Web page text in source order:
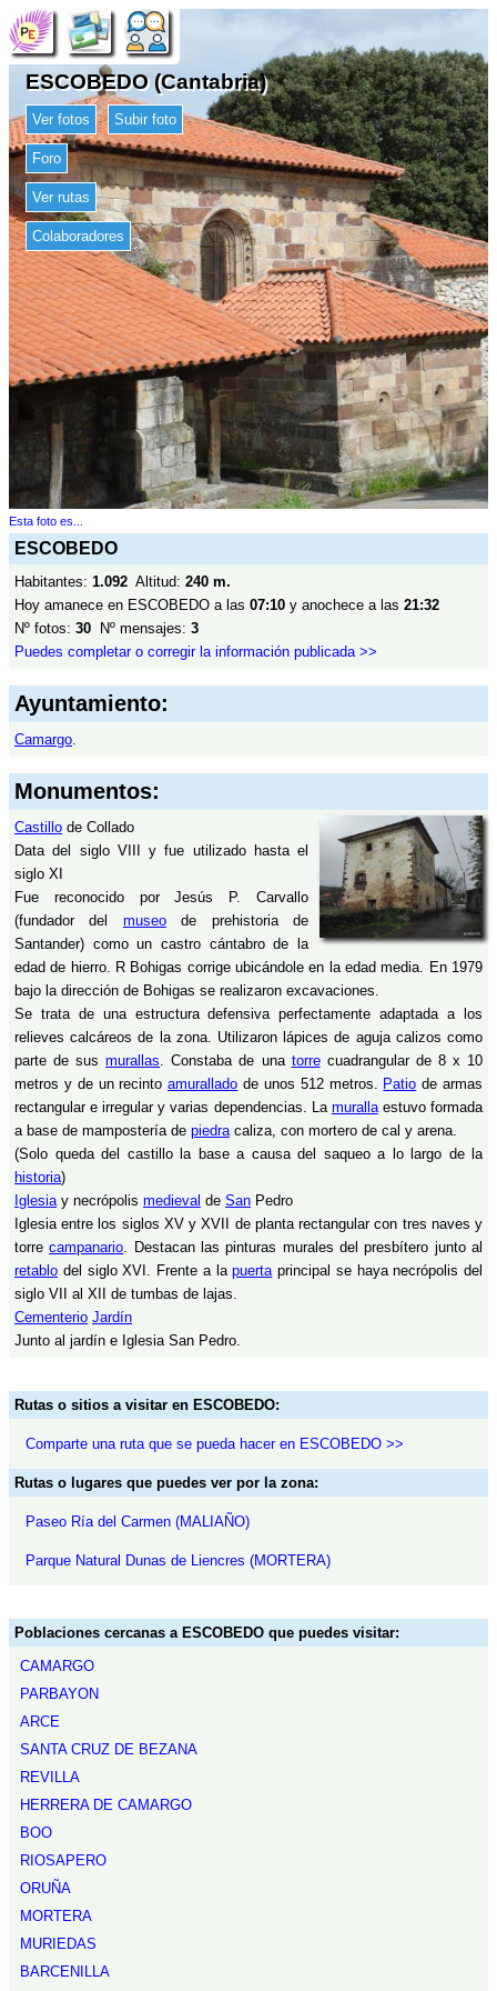
ESCOBEDO (Cantabria)
Ver fotos Subir foto
Foro
Ver rutas
Colaboradores
Esta foto es...
ESCOBEDO
Habitantes: 1.092 Altitud: 240 m.
Hoy amanece en ESCOBEDO a las 07:10 y anochece a las 21:32
Nº fotos: 30 Nº mensajes: 3
Puedes completar o corregir la información publicada >>
Ayuntamiento:
Camargo.
Monumentos:
Castillo de Collado
Data del siglo VIII y fue utilizado hasta el
siglo XI
Fue reconocido por Jesús P. Carvallo
(fundador del museode prehistoria de
Santander) como un castro cántabro de la
edad de hierro. R Bohigas corrige ubicándole en la edad media. En 1979
bajo la dirección de Bohigas se realizaron excavaciones.
Se trata de una estructura defensiva perfectamente adaptada a los
relieves calcáreos de la zona. Utilizaron lápices de aguja calizos como
parte de susmurallas. Constaba de una torrecuadrangular de 8 x 10
metros y de un recintoamurallado de unos 512 metros. Patio de armas
rectangular e irregular y varias dependencias. La murallaestuvo formada
a base de mampostería de piedracaliza, con mortero de cal y arena.
(Solo queda del castillo la base a causa del saqueo a lo largo de la
historia)
Iglesiay necrópolis medieval de San Pedro
Iglesia entre los siglos XV y XVII de planta rectangular con tres naves y
torrecampanario. Destacan las pinturas murales del presbítero junto al
retablo del siglo XVI. Frente a lapuertaprincipal se haya necrópolis del
siglo VII al XII de tumbas de lajas.
Cementerio Jardín
Junto al jardín e Iglesia San Pedro.
Rutas o sitios a visitar en ESCOBEDO:
Comparte una ruta que se pueda hacer en ESCOBEDO >>
Rutas o lugares que puedes ver por la zona:
Paseo Ría del Carmen (MALIAÑO)
Parque Natural Dunas de Liencres (MORTERA)
Poblaciones cercanas a ESCOBEDO que puedes visitar:
CAMARGO
PARBAYON
ARCE
SANTA CRUZ DE BEZANA
REVILLA
HERRERA DE CAMARGO
BOO
RIOSAPERO
ORUÑA
MORTERA
MURIEDAS
BARCENILLA